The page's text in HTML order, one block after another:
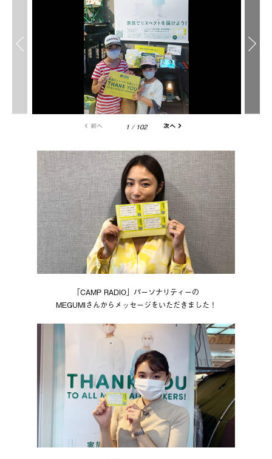
1/ 102
「CAMP RADIO」パーソナリティーの
MEGUMIさんからメッセージをいただきました！